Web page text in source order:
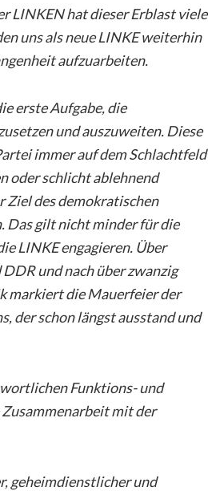
LINKEN hat dieser Erblast viele
uns als neue LINKE weiterhin
aufzuarbeiten.
erste Aufgabe, die
und auszuweiten. Diese
immer auf dem Schlachtfeld
oder schlicht ablehnend
Ziel des demokratischen
Das gilt nicht minder für die
LINKE engagieren. Über
und nach über zwanzig
markiert die Mauerfeier der
der schon längst ausstand und
Funktions- und
mit der
geheimdienstlicher und